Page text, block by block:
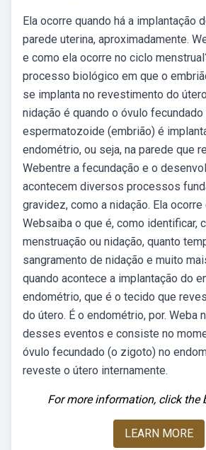
Ela ocorre quando há a implantação
parede uterina, aproximadamente.
e como ela ocorre no ciclo
processo biológico em que o
se implanta no revestimento do
nidação é quando o óvulo fecundado
espermatozoide (embrião) é
endométrio, ou seja, na parede que
Webentre a fecundação e o
acontecem diversos processos
gravidez, como a nidação. Ela ocorre
Websaiba o que é, como identificar,
menstruação ou nidação, quanto
sangramento de nidação e muito
quando acontece a implantação do
endométrio, que é o tecido que
do útero. É o endométrio, por. Weba
desses eventos e consiste no
óvulo fecundado (o zigoto) no
reveste o útero internamente.
For more information, click the
LEARN MORE